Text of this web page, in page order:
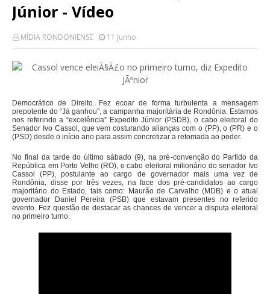
Júnior - Vídeo
MÍDIA RONDONIENSE 11 Junho
Democrático de Direito. Fez ecoar de forma turbulenta a mensagem
prepotente do “Já ganhou”, a campanha majoritária de Rondônia. Estamos
nos referindo a “excelência” Expedito Júnior (PSDB), o cabo eleitoral do
Senador Ivo Cassol, que vem costurando alianças com o (PP), o (PR) e o
(PSD) desde o início ano para assim concretizar a retomada ao poder.
No final da tarde do último sábado (9), na pré-convenção do Partido da
República em Porto Velho (RO), o cabo eleitoral milionário do senador Ivo
Cassol (PP), postulante ao cargo de governador mais uma vez de
Rondônia, disse por três vezes, na face dos pré-candidatos ao cargo
majoritário do Estado, tais como: Maurão de Carvalho (MDB) e o atual
governador Daniel Pereira (PSB) que estavam presentes no referido
evento. Fez questão de destacar as chances de vencer a disputa eleitoral
no primeiro turno.